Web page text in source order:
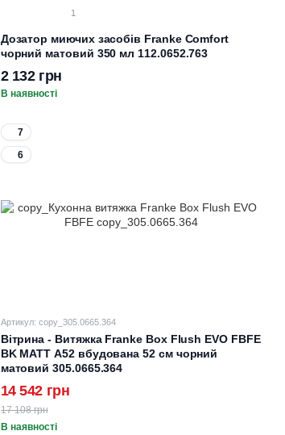
1
Дозатор миючих засобів Franke Comfort
чорний матовий 350 мл 112.0652.763
2 132 грн
В наявності
7
6
Артикул: copy_305.0665.364
Вітрина - Витяжка Franke Box Flush EVO FBFE
BK MATT A52 вбудована 52 см чорний
матовий 305.0665.364
17 108 грн
14 542 грн
В наявності